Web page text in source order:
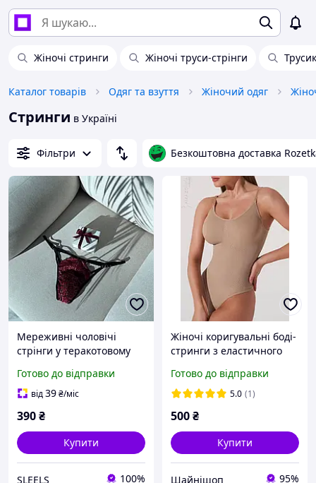
Жіночі стринги Жіночі труси-стрінги
Каталог товарів Одяг та взуття Жіночий одяг
Стринги в Україні
Фільтри Безкоштовна доставка
Мереживні чоловічі
стрінги у теракотовому
чорними резинками
Готово до відправки
від39₴/міс
390₴
Купити
SLEELS 100%
Жіночі коригувальні боді-
стринги з еластичного
безшовні, V-виріз і
підтримка грудей
Готово до відправки
5.0 (1)
500₴
Купити
Шайнішоп 95%